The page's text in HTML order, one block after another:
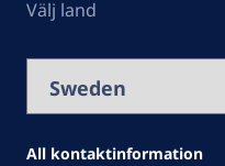
Välj land
All kontaktinformation